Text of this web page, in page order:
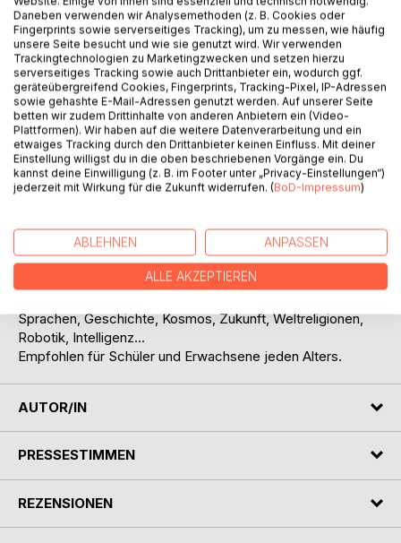
Auf die Merkliste
Titel bewerten
BESCHREIBUNG
Teil 2 von 2.
Fach-, Lehrbuch, Ratgeber zu Themen: Liebe, Gesundheit,
Heilung, Ernährung, Wirtschaft, Wissenschaft, Mathematik,
Sprachen, Geschichte, Kosmos, Zukunft, Weltreligionen,
Robotik, Intelligenz...
Empfohlen für Schüler und Erwachsene jeden Alters.
AUTOR/IN
PRESSESTIMMEN
REZENSIONEN
Daneben verwenden wir Analysemethoden (z. B. Cookies oder
Fingerprints sowie serverseitiges Tracking), um zu messen, wie häufig
unsere Seite besucht und wie sie genutzt wird. Wir verwenden
Trackingtechnologien zu Marketingzwecken und setzen hierzu
serverseitiges Tracking sowie auch Drittanbieter ein, wodurch ggf.
geräteübergreifend Cookies, Fingerprints, Tracking-Pixel, IP-Adressen
sowie gehashte E-Mail-Adressen genutzt werden. Auf unserer Seite
betten wir zudem Drittinhalte von anderen Anbietern ein (Video-
Plattformen). Wir haben auf die weitere Datenverarbeitung und ein
etwaiges Tracking durch den Drittanbieter keinen Einfluss. Mit deiner
Einstellung willigst du in die oben beschriebenen Vorgänge ein. Du
kannst deine Einwilligung (z. B. im Footer unter „Privacy-Einstellungen“)
jederzeit mit Wirkung für die Zukunft widerrufen. (BoD-Impressum)
ABLEHNEN ANPASSEN
ALLE AKZEPTIEREN